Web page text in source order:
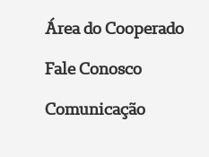
Área do Cooperado
Fale Conosco
Comunicação